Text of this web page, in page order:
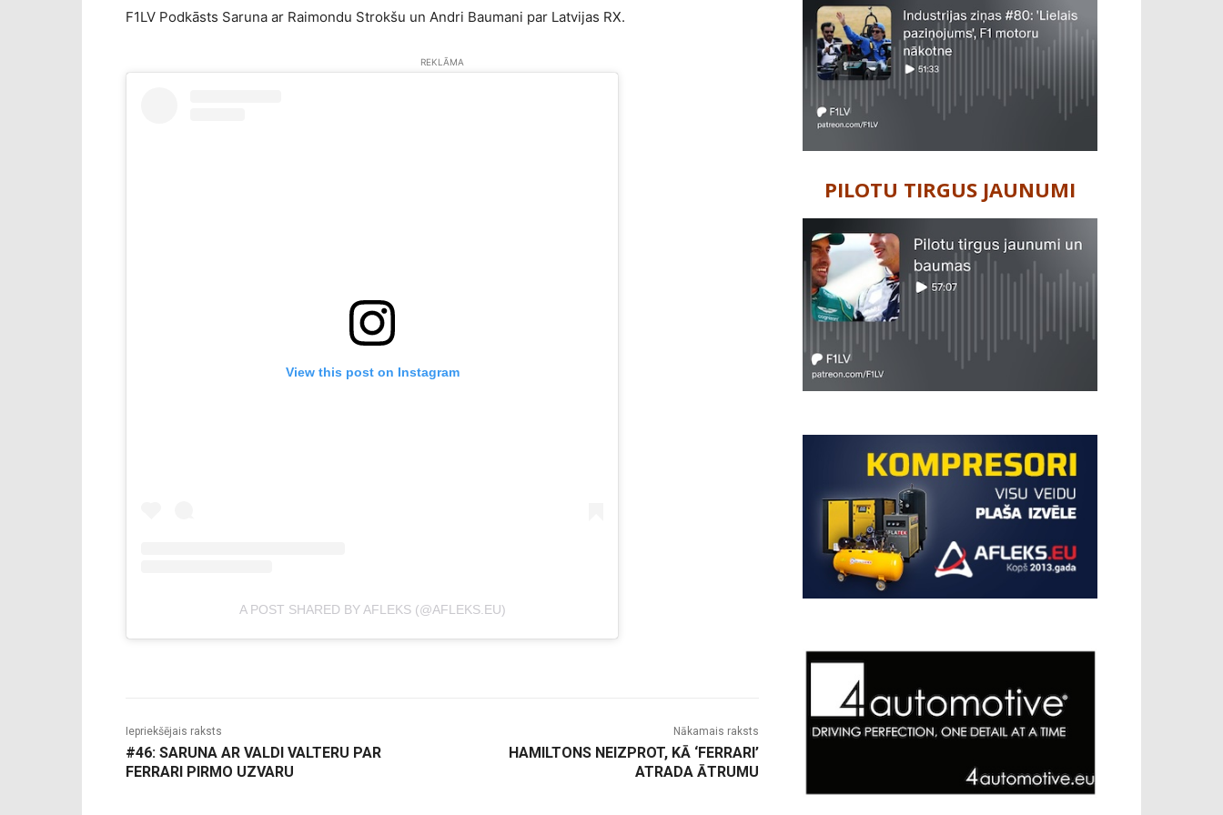
F1LV Podkāsts Saruna ar Raimondu Strokšu un Andri Baumani par Latvijas RX.
REKLĀMA
View this post on Instagram
A POST SHARED BY AFLEKS (@AFLEKS.EU)
Iepriekšējais raksts
#46: SARUNA AR VALDI VALTERU PAR
FERRARI PIRMO UZVARU
Nākamais raksts
HAMILTONS NEIZPROT, KĀ ‘FERRARI’
ATRADA ĀTRUMU
PILOTU TIRGUS JAUNUMI